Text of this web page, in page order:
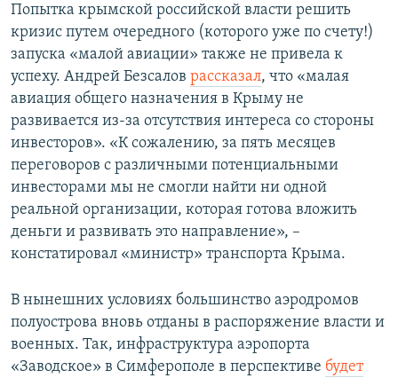
Попытка крымской российской власти решить
кризис путем очередного (которого уже по счету!)
запуска «малой авиации» также не привела к
успеху. Андрей Безсалов рассказал, что «малая
авиация общего назначения в Крыму не
развивается из-за отсутствия интереса со стороны
инвесторов». «К сожалению, за пять месяцев
переговоров с различными потенциальными
инвесторами мы не смогли найти ни одной
реальной организации, которая готова вложить
деньги и развивать это направление», –
констатировал «министр» транспорта Крыма.
В нынешних условиях большинство аэродромов
полуострова вновь отданы в распоряжение власти и
военных. Так, инфраструктура аэропорта
«Заводское» в Симферополе в перспективе будет